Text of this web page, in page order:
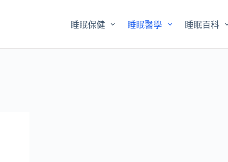
睡眠保健 睡眠醫學 睡眠百科